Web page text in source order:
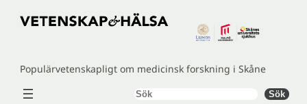
Hoppa
Populärvetenskapligt om medicinsk forskning i Skåne
Sök Sök